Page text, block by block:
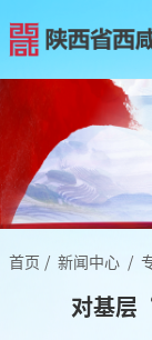
首页 / 新闻中心 /
对基层